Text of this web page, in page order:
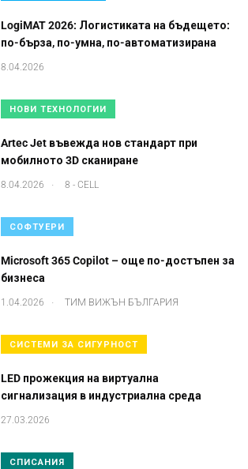
LogiMAT 2026: Логистиката на бъдещето:
по-бърза, по-умна, по-автоматизирана
8.04.2026
НОВИ ТЕХНОЛОГИИ
Artec Jet въвежда нов стандарт при
мобилното 3D сканиране
8.04.2026 . 8 - CELL
СОФТУЕРИ
Microsoft 365 Copilot – още по-достъпен за
бизнеса
1.04.2026 . ТИМ ВИЖЪН БЪЛГАРИЯ
СИСТЕМИ ЗА СИГУРНОСТ
LED прожекция на виртуална
сигнализация в индустриална среда
27.03.2026
СПИСАНИЯ